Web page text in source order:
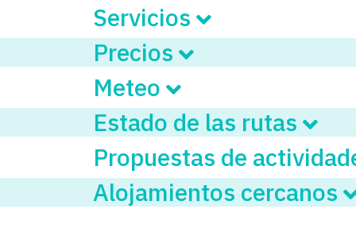
Servicios
Precios
Meteo
Estado de las rutas
Propuestas de
Alojamientos cercanos